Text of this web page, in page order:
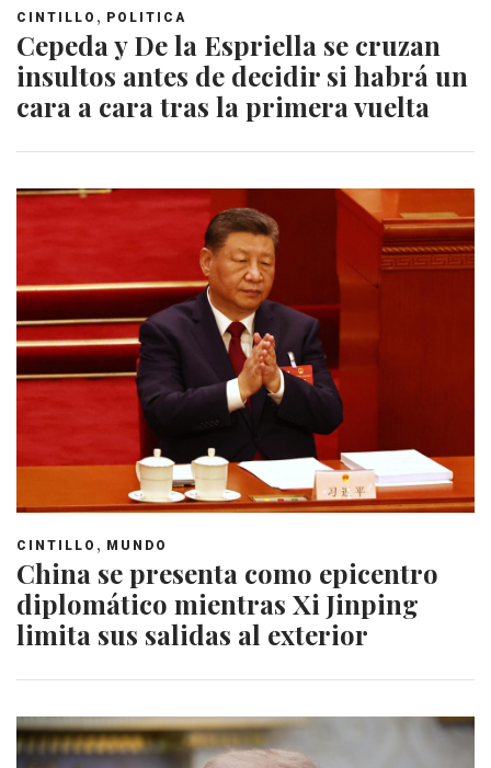
CINTILLO , POLITICA
Cepeda y De la Espriella se cruzan
insultos antes de decidir si habrá un
cara a cara tras la primera vuelta
CINTILLO , MUNDO
China se presenta como epicentro
diplomático mientras Xi Jinping
limita sus salidas al exterior